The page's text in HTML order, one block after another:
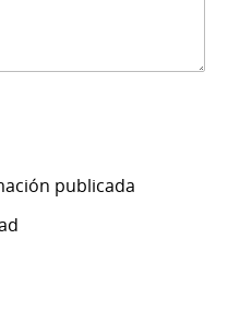
publicada